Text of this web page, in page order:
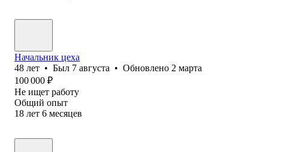
Начальник цеха
48 лет • Был 7 августа • Обновлено 2 марта
100 000 ₽
Не ищет работу
Общий опыт
18 лет 6 месяцев